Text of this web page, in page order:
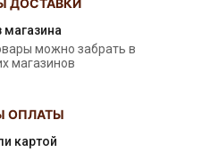
можно забрать в
магазинов
ОПЛАТЫ
картой